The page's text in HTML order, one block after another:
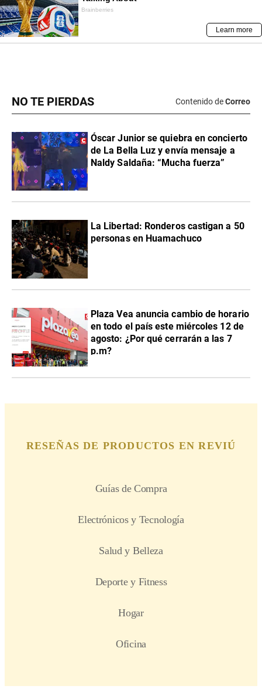
NO TE PIERDAS Contenido deCorreo
Óscar Junior se quiebra en concierto
de La Bella Luz y envía mensaje a
Naldy Saldaña: “Mucha fuerza”
La Libertad: Ronderos castigan a 50
personas en Huamachuco
Plaza Vea anuncia cambio de horario
en todo el país este miércoles 12 de
agosto: ¿Por qué cerrarán a las 7
p.m?